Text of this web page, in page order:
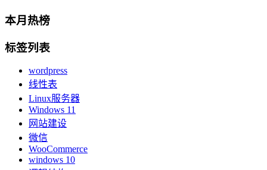
本月热榜
标签列表
wordpress
线性表
Linux服务器
Windows 11
网站建设
微信
WooCommerce
windows 10